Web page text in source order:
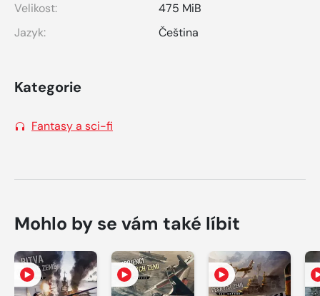
Velikost:
475 MiB
Jazyk:
Čeština
Kategorie
Fantasy a sci-fi
Mohlo by se vám také líbit